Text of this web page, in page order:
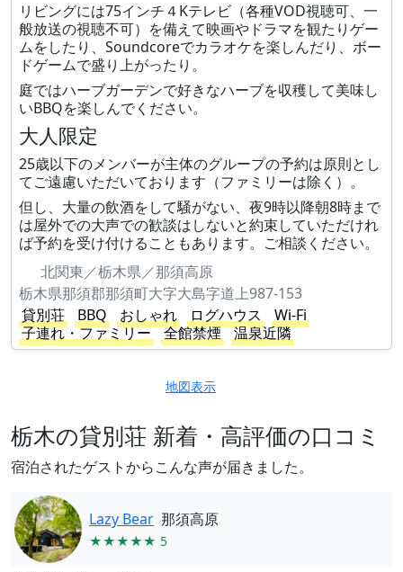
リビングには75インチ４Kテレビ（各種VOD視聴可、一
般放送の視聴不可）を備えて映画やドラマを観たりゲー
ムをしたり、Soundcoreでカラオケを楽しんだり、ボー
ドゲームで盛り上がったり。
庭ではハーブガーデンで好きなハーブを収穫して美味し
いBBQを楽しんでください。
大人限定
25歳以下のメンバーが主体のグループの予約は原則とし
てご遠慮いただいております（ファミリーは除く）。
但し、大量の飲酒をして騒がない、夜9時以降朝8時まで
は屋外での大声での歓談はしないと約束していただけれ
ば予約を受け付けることもあります。ご相談ください。
北関東／栃木県／那須高原
栃木県那須郡那須町大字大島字道上987-153
貸別荘
BBQ おしゃれ ログハウス
Wi-Fi
子連れ・ファミリー
全館禁煙 温泉近隣
地図表示
栃木の貸別荘 新着・高評価の口コミ
宿泊されたゲストからこんな声が届きました。
Lazy Bear 那須高原
★★★★★ 5